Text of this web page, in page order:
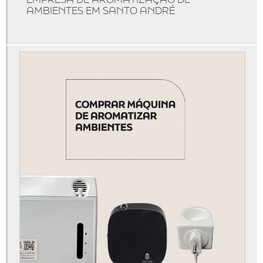
Aroma personalizado
Aromatizador de ambiente difusor profissional
Aromatizador de ambiente elétrico profissional
Aromatizador de ambiente grande
Aromatizador de ambiente programável
Aromatizador elétrico de ambiente
AMBIENTES EM SANTO ANDRÉ